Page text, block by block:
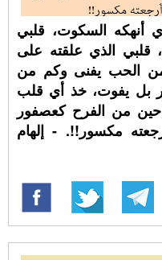
أنهكه السكوت، قلبي
قلبي الذي علقته على
من الحب يفنى وكم من
بل يفوت، خذ أي قلب
من الفرح كعصفور
مكسور!!. - إلهام